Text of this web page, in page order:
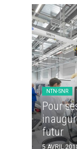
NTN-SNR
Pour
futur
5 AVRIL